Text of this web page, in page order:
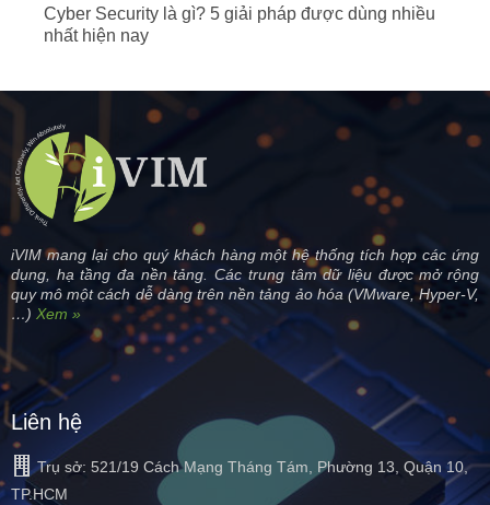
Cyber Security là gì? 5 giải pháp được dùng nhiều
nhất hiện nay
iVIM mang lại cho quý khách hàng một hệ thống tích hợp các ứng
dụng, hạ tầng đa nền tảng. Các trung tâm dữ liệu được mở rộng
quy mô một cách dễ dàng trên nền tảng ảo hóa (VMware, Hyper-V,
…) Xem »
Liên hệ
Trụ sở: 521/19 Cách Mạng Tháng Tám, Phường 13, Quận 10,
TP.HCM